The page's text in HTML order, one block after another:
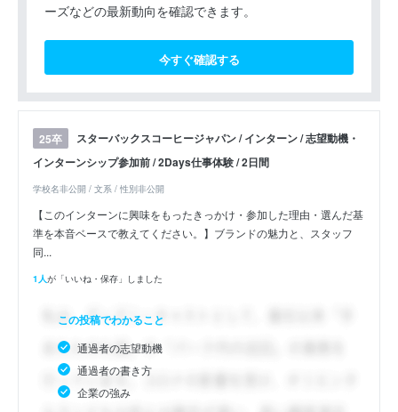
ーズなどの最新動向を確認できます。
今すぐ確認する
25卒
スターバックスコーヒージャパン / インターン / 志望動機・
インターンシップ参加前 / 2Days仕事体験 / 2日間
学校名非公開 / 文系 / 性別非公開
【このインターンに興味をもったきっかけ・参加した理由・選んだ基
準を本音ベースで教えてください。】ブランドの魅力と、スタッフ
同...
1人が「いいね・保存」しました
この投稿でわかること
通過者の志望動機
通過者の書き方
企業の強み